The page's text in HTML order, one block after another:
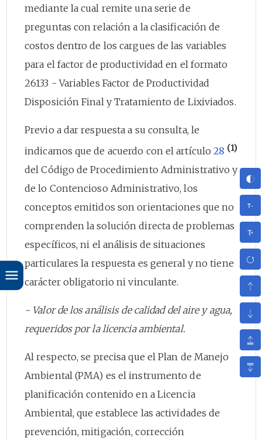
mediante la cual remite una serie de
preguntas con relación a la clasificación de
costos dentro de los cargues de las variables
para el factor de productividad en el formato
26133 - Variables Factor de Productividad
Disposición Final y Tratamiento de Lixiviados.
Previo a dar respuesta a su consulta, le
indicamos que de acuerdo con el artículo28 (1)
del Código de Procedimiento Administrativo y
de lo Contencioso Administrativo, los
conceptos emitidos son orientaciones que no
comprenden la solución directa de problemas
específicos, ni el análisis de situaciones
particulares la respuesta es general y no tiene
carácter obligatorio ni vinculante.
- Valor de los análisis de calidad del aire y agua,
requeridos por la licencia ambiental.
Al respecto, se precisa que el Plan de Manejo
Ambiental (PMA) es el instrumento de
planificación contenido en a Licencia
Ambiental, que establece las actividades de
prevención, mitigación, corrección